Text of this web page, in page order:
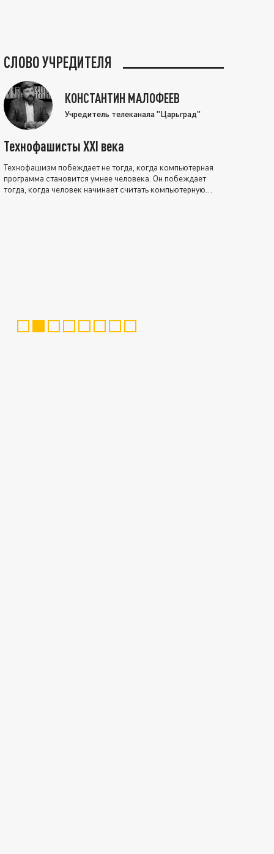
СЛОВО УЧРЕДИТЕЛЯ
КОНСТАНТИН МАЛОФЕЕВ
Учредитель телеканала "Царьград"
Технофашисты XXI века
Технофашизм побеждает не тогда, когда компьютерная
программа становится умнее человека. Он побеждает
тогда, когда человек начинает считать компьютерную